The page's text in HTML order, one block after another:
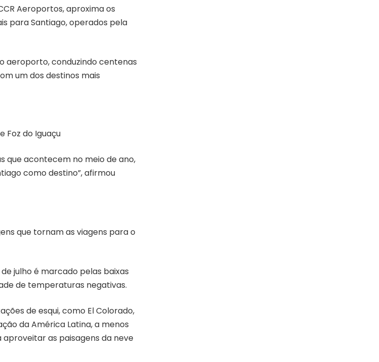
Aeroportos, aproxima os
para Santiago, operados pela
aeroporto, conduzindo centenas
um dos destinos mais
Foz do Iguaçu
que acontecem no meio de ano,
como destino”, afirmou
que tornam as viagens para o
julho é marcado pelas baixas
de temperaturas negativas.
de esqui, como El Colorado,
da América Latina, a menos
as paisagens da neve